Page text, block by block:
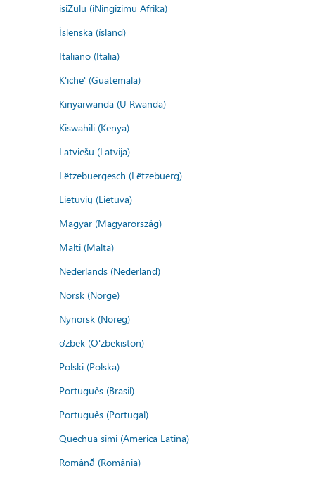
isiZulu (iNingizimu Afrika)
Íslenska (ísland)
Italiano (Italia)
K'iche' (Guatemala)
Kinyarwanda (U Rwanda)
Kiswahili (Kenya)
Latviešu (Latvija)
Lëtzebuergesch (Lëtzebuerg)
Lietuvių (Lietuva)
Magyar (Magyarország)
Malti (Malta)
Nederlands (Nederland)
Norsk (Norge)
Nynorsk (Noreg)
o'zbek (O'zbekiston)
Polski (Polska)
Português (Brasil)
Português (Portugal)
Quechua simi (America Latina)
Română (România)